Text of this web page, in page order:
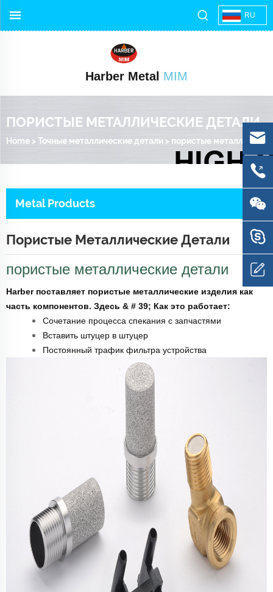
RU
Harber Metal MIM
ПОРИСТЫЕ МЕТАЛЛИЧЕСКИЕ ДЕТАЛИ
Home >Точные металлические детали > пористые металлические детали
Metal Products
Пористые Металлические Детали
пористые металлические детали
Harber поставляет пористые металлические изделия как
часть компонентов. Здесь & # 39; Как это работает:
Сочетание процесса спекания с запчастями
Вставить штуцер в штуцер
Постоянный трафик фильтра устройства